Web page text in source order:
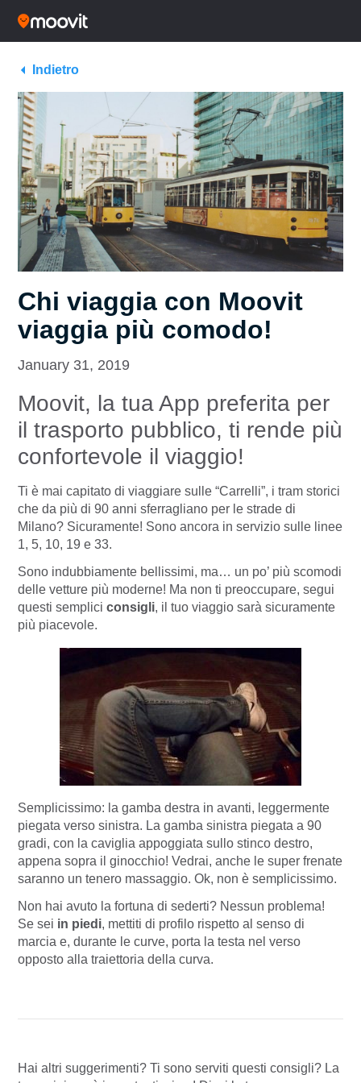
Indietro
Chi viaggia con Moovit
viaggia più comodo!
January 31, 2019
Moovit, la tua App preferita per
il trasporto pubblico, ti rende più
confortevole il viaggio!
Ti è mai capitato di viaggiare sulle “Carrelli”, i tram storici
che da più di 90 anni sferragliano per le strade di
Milano? Sicuramente! Sono ancora in servizio sulle linee
1, 5, 10, 19 e 33.
Sono indubbiamente bellissimi, ma… un po’ più scomodi
delle vetture più moderne! Ma non ti preoccupare, segui
questi semplici consigli, il tuo viaggio sarà sicuramente
più piacevole.
Semplicissimo: la gamba destra in avanti, leggermente
piegata verso sinistra. La gamba sinistra piegata a 90
gradi, con la caviglia appoggiata sullo stinco destro,
appena sopra il ginocchio! Vedrai, anche le super frenate
saranno un tenero massaggio. Ok, non è semplicissimo.
Non hai avuto la fortuna di sederti? Nessun problema!
Se sei in piedi, mettiti di profilo rispetto al senso di
marcia e, durante le curve, porta la testa nel verso
opposto alla traiettoria della curva.
Hai altri suggerimenti? Ti sono serviti questi consigli? La